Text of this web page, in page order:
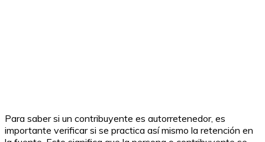
Para saber si un contribuyente es autorretenedor, es
importante verificar si se practica así mismo la retención en